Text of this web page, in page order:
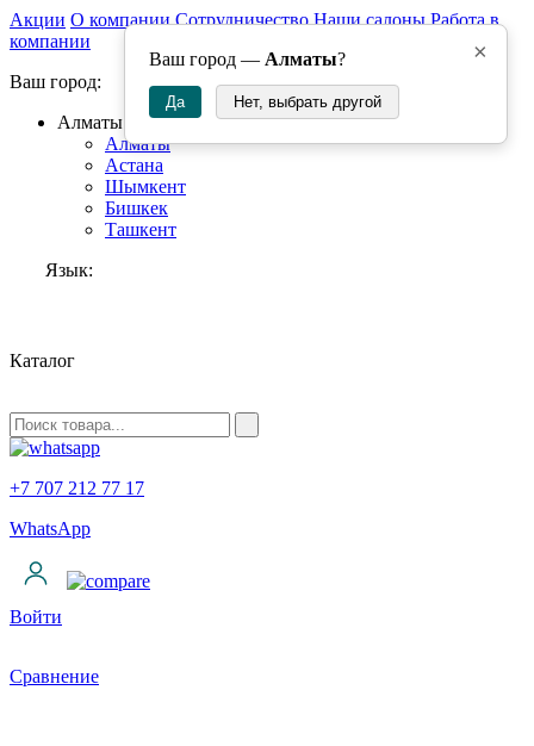
×
Ваш город — Алматы?
Да Нет, выбрать другой
Акции О компании Сотрудничество Наши салоны Работа в
компании
Ваш город:
Алматы
Алматы
Астана
Шымкент
Бишкек
Ташкент
Язык:
Каталог
+7 707 212 77 17
WhatsApp
Войти
Сравнение